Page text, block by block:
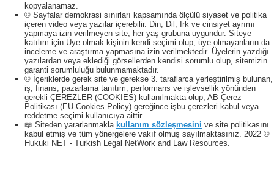
kopyalanamaz.
© Sayfalar demokrasi sınırları kapsamında ölçülü siyaset ve politika
içeren video veya yazılar içerebilir. Din, Dil, Irk ve cinsiyet ayrımı
yapmaya izin verilmeyen site, her yaş grubuna uygundur. Siteye
katılım için Üye olmak kişinin kendi seçimi olup, üye olmayanların da
inceleme ve araştırma yapmasına izin verilmektedir. Üyelerin yazdığı
yazılardan veya eklediği görsellerden kendisi sorumlu olup, sitemizin
garanti sorumluluğu bulunmamaktadır.
© İçeriklerde gerek site ve gerekse 3. taraflarca yerleştirilmiş bulunan,
iş, finans, pazarlama tanıtım, performans ve işlevsellik yönünden
gerekli ÇEREZLER (COOKIES) kullanılmakta olup, AB Çerez
Politikası (EU Cookies Policy) gereğince işbu çerezleri kabul veya
reddetme seçimi kullanıcıya aittir.
📖 Siteden yararlanmakla kullanım sözleşmesini ve site politikasını
kabul etmiş ve tüm yönergelere vakıf olmuş sayılmaktasınız. 2022 ©
Hukuki NET - Turkish Legal NetWork and Law Resources.